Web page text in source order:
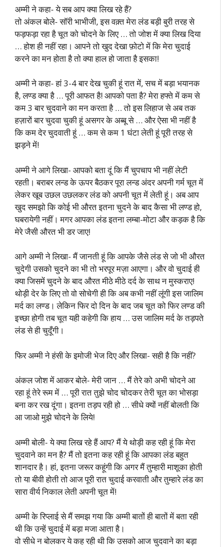
अम्मी ने कहा- ये सब आप क्या लिख रहे हैं?
तो अंकल बोले- सॉरी भाभीजी, इस वक़्त मेरा लंड बड़ी बुरी तरह से
फड़फड़ा रहा है चूत को चोदने के लिए … तो जोश में क्या लिख दिया
… होश ही नहीं रहा। आपने तो खुद देखा फ़ोटो में कि मेरा चुदाई
करने का मन होता है तो क्या हाल हो जाता है इसका!
अम्मी ने कहा- हां 3-4 बार देख चुकी हूं रात में, सच में बड़ा भयानक
है, लण्ड क्या है … पूरी आफत है! आपको पता है? मेरा हफ्ते में कम से
कम 3 बार चुदवाने का मन करता है … तो इस लिहाज से अब तक
हज़ारों बार चुदवा चुकी हूं असगर के अब्बू से … और ऐसा भी नहीं है
कि कम देर चुदवाती हूं … कम से कम 1 घंटा लेती हूं पूरी तरह से
झड़ने में!
अम्मी ने आगे लिखा- आपको बता दूं कि मैं चुपचाप भी नहीं लेटी
रहती। बराबर लन्ड के ऊपर बैठकर पूरा लन्ड अंदर अपनी गर्म चूत में
लेकर खूब उछल उछलकर लंड को अपनी चूत में लेती हूं। अब आप
खुद समझो कि कोई भी औरत इतना चुदने के बाद कैसा भी लण्ड हो,
घबरायेगी नहीं। मगर आपका लंड इतना लम्बा-मोटा और कड़क है कि
मेरे जैसी औरत भी डर जाए!
आगे अम्मी ने लिखा- मैं जानती हूं कि आपके जैसे लंड से जो भी औरत
चुदेगी उसको चुदने का भी तो भरपूर मज़ा आएगा। और वो चुदाई ही
क्या जिसमें चुदने के बाद औरत मीठे मीठे दर्द के साथ न मुस्कराए!
थोड़ी देर के लिए तो वो सोचेगी ही कि अब कभी नहीं लूंगी इस जालिम
मर्द का लण्ड। लेकिन फिर दो दिन के बाद जब चूत को फिर लण्ड की
इच्छा होगी तब चूत यही कहेगी कि हाय … उस जालिम मर्द के तड़पते
लंड से ही चुदूँगी।
फिर अम्मी ने हंसी के इमोजी भेज दिए और लिखा- सही है कि नहीं?
अंकल जोश में आकर बोले- मेरी जान … मैं तेरे को अभी चोदने आ
रहा हूं तेरे रूम में … पूरी रात तुझे चोद चोदकर तेरी चूत का भोसड़ा
बना कर रख दूंगा। इतना तड़प रही हो … सीधे क्यों नहीं बोलती कि
आ जाओ मुझे चोदने के लिये!
अम्मी बोली- ये क्या लिख रहे हैं आप? मैं ये थोड़ी कह रही हूं कि मेरा
चुदवाने का मन है? मैं तो इतना कह रही हूं कि आपका लंड बहुत
शानदार है। हां, इतना जरूर कहूंगी कि अगर मैं तुम्हारी माशूका होती
तो या बीवी होती तो आज पूरी रात चुदाई करवाती और तुम्हारे लंड का
सारा वीर्य निकाल लेती अपनी चूत में!
अम्मी के रिप्लाई से मैं समझ गया कि अम्मी बातों ही बातों में बता रही
थी कि उन्हें चुदाई में बड़ा मजा आता है।
वो सीधे न बोलकर ये कह रही थी कि उसको आज चुदवाने का बड़ा